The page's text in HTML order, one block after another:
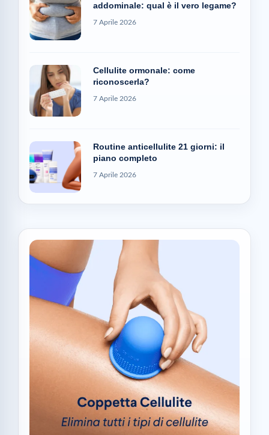
addominale: qual è il vero legame?
7 Aprile 2026
Cellulite ormonale: come
riconoscerla?
7 Aprile 2026
Routine anticellulite 21 giorni: il
piano completo
7 Aprile 2026